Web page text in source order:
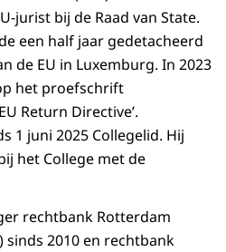
jurist bij de Raad van State.
een half jaar gedetacheerd
de EU in Luxemburg. In 2023
het proefschrift
Return Directive’.
1 juni 2025 Collegelid. Hij
het College met de
rechtbank Rotterdam
2010 en rechtbank